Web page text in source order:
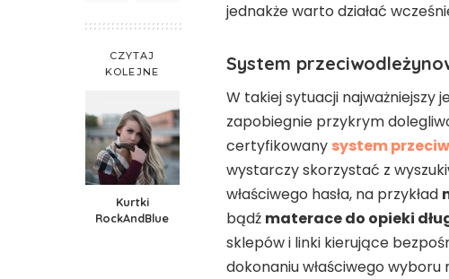
CZYTAJ
KOLEJNE
Kurtki
RockAndBlue
jednakże warto działać
System
W takiej sytuacji najważniejszy
zapobiegnie przykrym
certyfikowany system
wystarczy skorzystać z
właściwego hasła, na przykład
bądź materace do opieki
sklepów i linki kierujące
dokonaniu właściwego